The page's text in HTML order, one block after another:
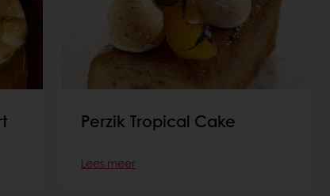
Perzik Tropical Cake
Lees meer